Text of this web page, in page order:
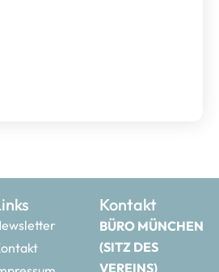
Kontakt
BÜRO MÜNCHEN
(SITZ DES
VEREINS)